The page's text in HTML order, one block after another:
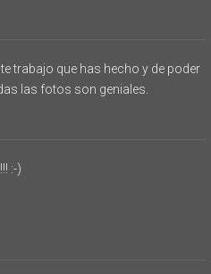
trabajo que has hecho y de poder
las fotos son geniales.
:-)